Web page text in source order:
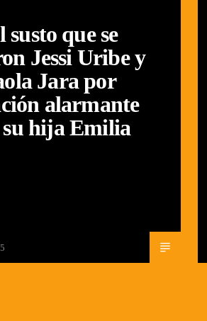
susto que se
Jessi Uribe y
Jara por
alarmante
su hija Emilia